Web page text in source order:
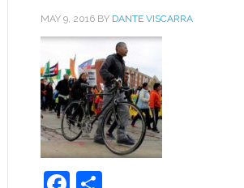
MAY 9, 2016BY DANTE VISCARRA